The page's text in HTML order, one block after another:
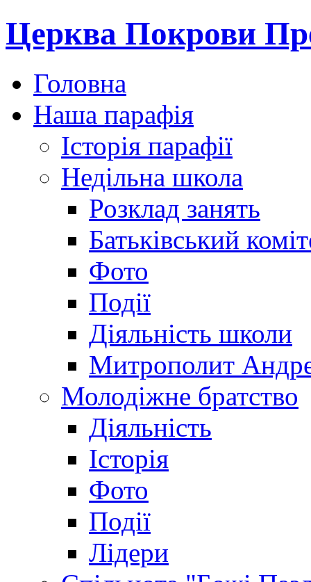
Церква Покрови
Головна
Наша парафія
Історія парафії
Недільна школа
Розклад занять
Батьківський
Фото
Події
Діяльність школи
Митрополит
Молодіжне братство
Діяльність
Історія
Фото
Події
Лідери